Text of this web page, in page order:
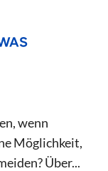
wenn
Möglichkeit,
Über...